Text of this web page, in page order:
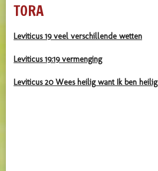
TORA
Leviticus 19 veel verschillende wetten
Leviticus 19:19 vermenging
Leviticus 20 Wees heilig want Ik ben heilig